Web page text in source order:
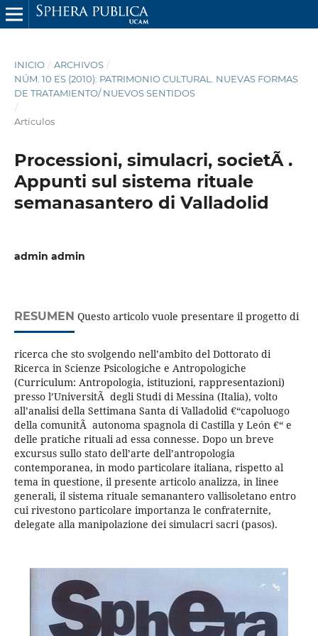
INICIO / ARCHIVOS /
NÚM. 10 ES (2010): PATRIMONIO CULTURAL. NUEVAS FORMAS
DE TRATAMIENTO/ NUEVOS SENTIDOS
/
Artículos
Processioni, simulacri, societÃ .
Appunti sul sistema rituale
semanasantero di Valladolid
admin admin
RESUMEN Questo articolo vuole presentare il progetto di
ricerca che sto svolgendo nell’ambito del Dottorato di
Ricerca in Scienze Psicologiche e Antropologiche
(Curriculum: Antropologia, istituzioni, rappresentazioni)
presso l’UniversitÃ degli Studi di Messina (Italia), volto
all’analisi della Settimana Santa di Valladolid €“capoluogo
della comunitÃ autonoma spagnola di Castilla y León €“ e
delle pratiche rituali ad essa connesse. Dopo un breve
excursus sullo stato dell’arte dell’antropologia
contemporanea, in modo particolare italiana, rispetto al
tema in questione, il presente articolo analizza, in linee
generali, il sistema rituale semanantero vallisoletano entro
cui rivestono particolare importanza le confraternite,
delegate alla manipolazione dei simulacri sacri (pasos).